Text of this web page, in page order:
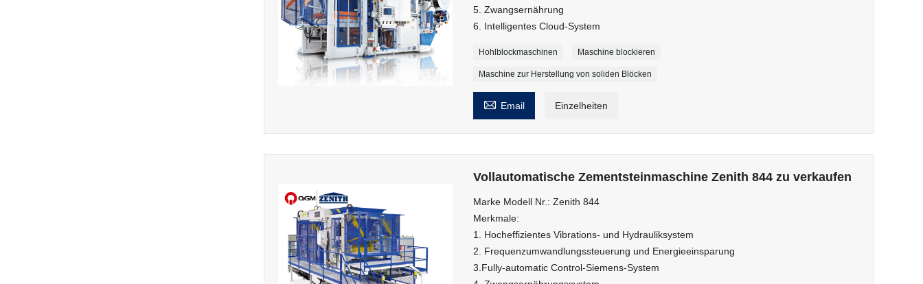
5. Zwangsernährung
6. Intelligentes Cloud-System
Hohlblockmaschinen Maschine blockieren
Maschine zur Herstellung von soliden Blöcken
 Email Einzelheiten
Vollautomatische Zementsteinmaschine Zenith 844 zu verkaufen
Marke Modell Nr.: Zenith 844
Merkmale:
1. Hocheffizientes Vibrations- und Hydrauliksystem
2. Frequenzumwandlungssteuerung und Energieeinsparung
3.Fully-automatic Control-Siemens-System